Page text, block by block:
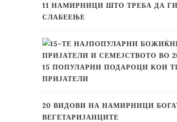
11 НАМИРНИЦИ ШТО ТРЕБА ДА
СЛАБЕЕЊЕ
15 ПОПУЛАРНИ ПОДАРОЦИ КОИ
ПРИЈАТЕЛИ
20 ВИДОВИ НА НАМИРНИЦИ
ВЕГЕТАРИЈАНЦИТЕ